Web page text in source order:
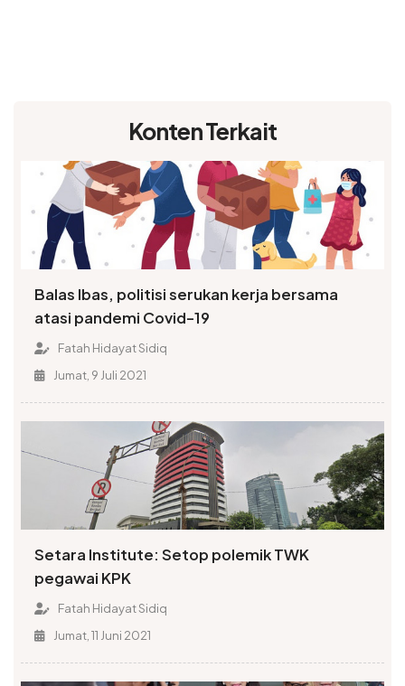
Konten Terkait
Balas Ibas, politisi serukan kerja bersama
atasi pandemi Covid-19
Fatah Hidayat Sidiq
Jumat, 9 Juli 2021
Setara Institute: Setop polemik TWK
pegawai KPK
Fatah Hidayat Sidiq
Jumat, 11 Juni 2021